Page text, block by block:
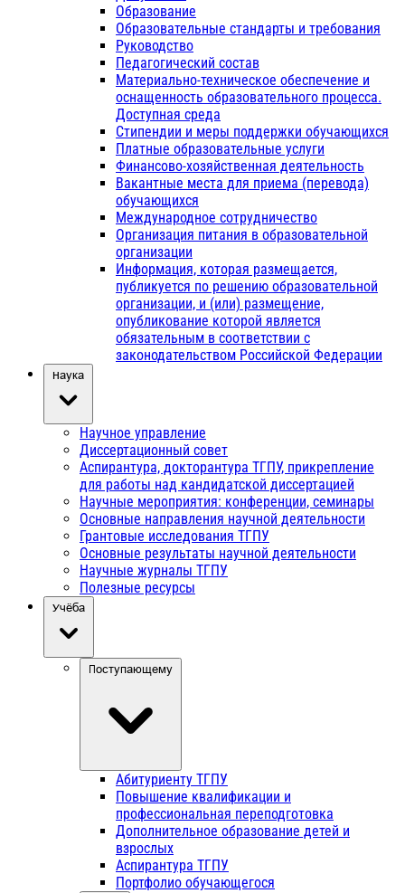
Образование
Образовательные стандарты и требования
Руководство
Педагогический состав
Материально-техническое обеспечение и
оснащенность образовательного процесса.
Доступная среда
Стипендии и меры поддержки обучающихся
Платные образовательные услуги
Финансово-хозяйственная деятельность
Вакантные места для приема (перевода)
обучающихся
Международное сотрудничество
Организация питания в образовательной
организации
Информация, которая размещается,
публикуется по решению образовательной
организации, и (или) размещение,
опубликование которой является
обязательным в соответствии с
законодательством Российской Федерации
Наука
Научное управление
Диссертационный совет
Аспирантура, докторантура ТГПУ, прикрепление
для работы над кандидатской диссертацией
Научные мероприятия: конференции, семинары
Основные направления научной деятельности
Грантовые исследования ТГПУ
Основные результаты научной деятельности
Научные журналы ТГПУ
Полезные ресурсы
Учёба
Поступающему
Абитуриенту ТГПУ
Повышение квалификации и
профессиональная переподготовка
Дополнительное образование детей и
взрослых
Аспирантура ТГПУ
Портфолио обучающегося